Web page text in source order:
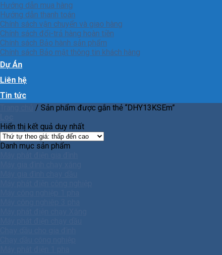
Hướng dẫn mua hàng
Hướng dẫn thanh toán
Chính sách vận chuyển và giao hàng
Chính sách đổi-trả hàng hoàn tiền
Chính sách Bảo hành sản phẩm
Chính sách Bảo mật thông tin khách hàng
Dự Án
Liên hệ
Tin tức
/ Sản phẩm được gắn thẻ “DHY13KSEm”
Hiển thị kết quả duy nhất
Danh mục sản phẩm